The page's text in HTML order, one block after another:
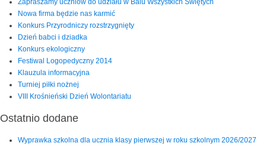
Zapraszamy uczniów do udziału w Balu Wszystkich Świętych
Nowa firma będzie nas karmić
Konkurs Przyrodniczy rozstrzygnięty
Dzień babci i dziadka
Konkurs ekologiczny
Festiwal Logopedyczny 2014
Klauzula informacyjna
Turniej piłki nożnej
VIII Krośnieński Dzień Wolontariatu
Ostatnio dodane
Wyprawka szkolna dla ucznia klasy pierwszej w roku szkolnym 2026/2027